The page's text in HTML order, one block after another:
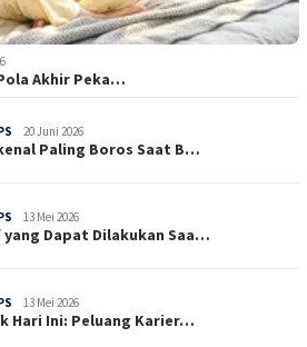
Akhir Peka…
20 Juni 2026
Paling Boros Saat B…
13 Mei 2026
Dapat Dilakukan Saa…
13 Mei 2026
Hari Ini: Peluang Karier…